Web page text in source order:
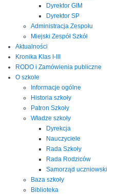
Dyrektor GIM
Dyrektor SP
Administracja Zespołu
Miejski Zespół Szkół
Aktualności
Kronika Klas I-III
RODO i Zamówienia publiczne
O szkole
Informacje ogólne
Historia szkoły
Patron Szkoły
Władze szkoły
Dyrekcja
Nauczyciele
Rada Szkoły
Rada Rodziców
Samorząd uczniowski
Baza szkoły
Biblioteka